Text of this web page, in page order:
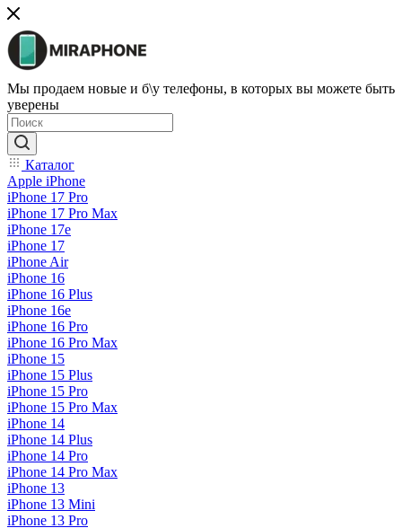
Мы продаем новые и б\у телефоны, в которых вы можете быть
уверены
Каталог
Apple iPhone
iPhone 17 Pro
iPhone 17 Pro Max
iPhone 17e
iPhone 17
iPhone Air
iPhone 16
iPhone 16 Plus
iPhone 16e
iPhone 16 Pro
iPhone 16 Pro Max
iPhone 15
iPhone 15 Plus
iPhone 15 Pro
iPhone 15 Pro Max
iPhone 14
iPhone 14 Plus
iPhone 14 Pro
iPhone 14 Pro Max
iPhone 13
iPhone 13 Mini
iPhone 13 Pro